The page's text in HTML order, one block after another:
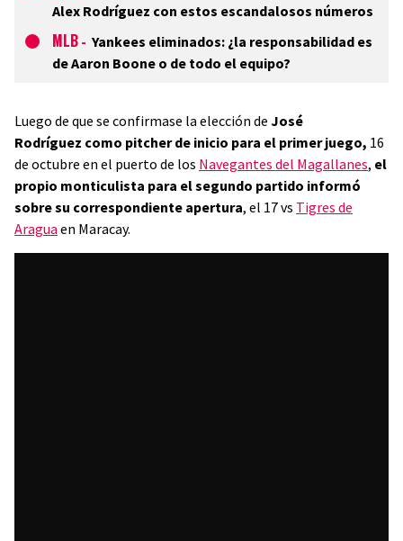
Alex Rodríguez con estos escandalosos números
MLB - Yankees eliminados: ¿la responsabilidad es
de Aaron Boone o de todo el equipo?
Luego de que se confirmase la elección de José
Rodríguez como pitcher de inicio para el primer juego, 16
de octubre en el puerto de los Navegantes del Magallanes, el
propio monticulista para el segundo partido informó
sobre su correspondiente apertura, el 17 vs Tigres de
Aragua en Maracay.